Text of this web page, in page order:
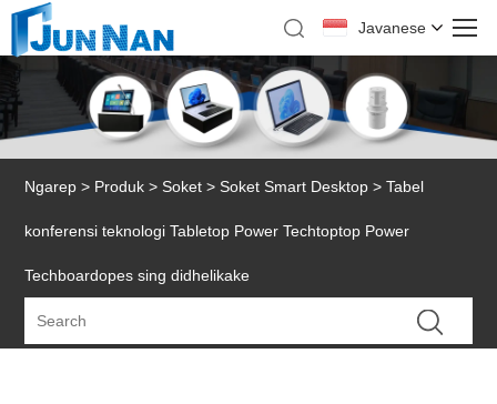
Javanese
Ngarep > Produk >Soket >Soket Smart Desktop > Tabel
konferensi teknologi Tabletop Power Techtoptop Power
Techboardopes sing didhelikake